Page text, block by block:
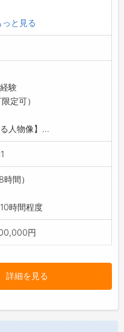
クト「Ichi」の開発。
るプラットフォームの開
ます。
トを連想してください。
社比較サイト（ポーポー
ンバーの指導、教育も担
っと見る
験
定可）
人物像】...
間）
時間程度
円
詳細を見る